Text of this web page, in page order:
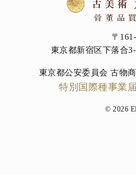
〒
東京都新宿区下落合
東京都公安委員会 古物
特別国際種事業
© 2026